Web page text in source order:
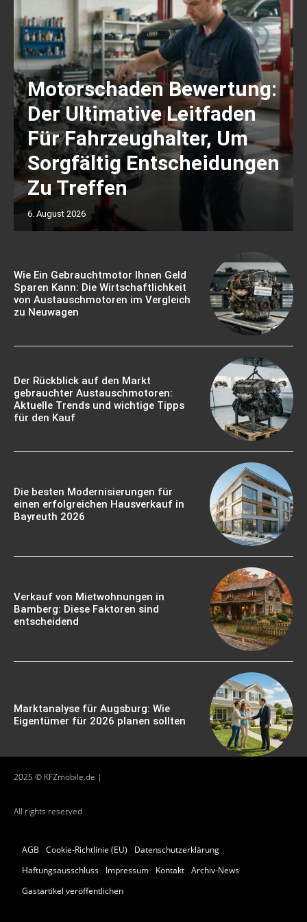
Motorschaden Bewertung:
Der Ultimative Leitfaden
Für Fahrzeughalter, Um
Sorgfältig Entscheidungen
Zu Treffen
6. August 2026
Wie Ein Gebrauchtmotor Ihnen Geld
Sparen Kann: Die Wirtschaftlichkeit
von Austauschmotoren im Vergleich
zu Neuwagen
Der Rückblick auf den Markt
gebrauchter Austauschmotoren:
Aktuelle Trends und wichtige Tipps
für den Kauf
Die besten Modernisierungen für
einen erfolgreichen Hausverkauf in
Bayreuth 2026
Verkauf von Mietwohnungen in
Bamberg: Diese Faktoren sind
entscheidend
Marktanalyse für Augsburg: Wie
Eigentümer für 2026 planen sollten
2025 © KFZmobile.de |
All rights reserved
AGB Cookie-Richtlinie (EU)
Datenschutzerklärung
Haftungsausschluss
Impressum Kontakt Archiv-News
Gastartikel veröffentlichen